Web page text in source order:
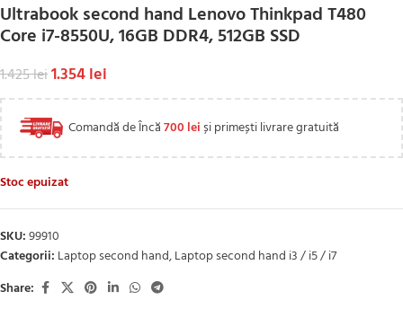
Ultrabook second hand Lenovo Thinkpad T480
Core i7-8550U, 16GB DDR4, 512GB SSD
1.425lei1.354lei
Comandă de Încă700 leiși primești livrare gratuită
Stoc epuizat
SKU:99910
Categorii: Laptop second hand,Laptop second hand i3 / i5 / i7
Share: